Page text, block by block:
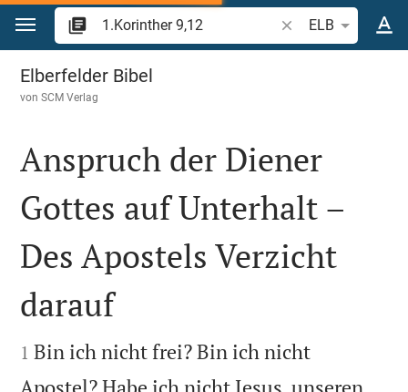
Zum Inhalt springen
Bibelstelle oder
ELB
1.Korinther 9
Elberfelder Bibel
vonSCM Verlag

Anspruch der Diener
Gottes auf Unterhalt –
Des Apostels Verzicht
darauf

1 Bin ich nicht frei? Bin ich nicht